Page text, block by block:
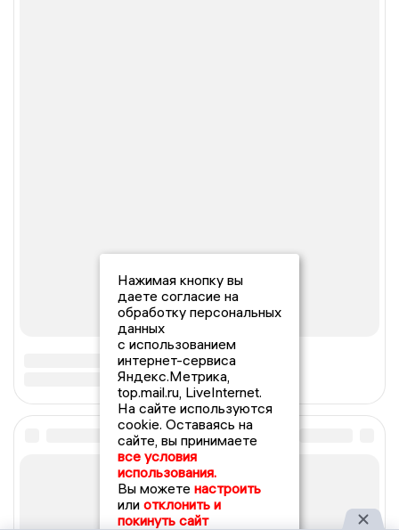
Нажимая кнопку вы
даете согласие на
обработку персональных
данных
с использованием
интернет-сервиса
Яндекс.Метрика,
top.mail.ru, LiveInternet.
На сайте используются
cookie. Оставаясь на
сайте, вы принимаете
все условия
использования.
Вы можете настроить
или отклонить и
покинуть сайт